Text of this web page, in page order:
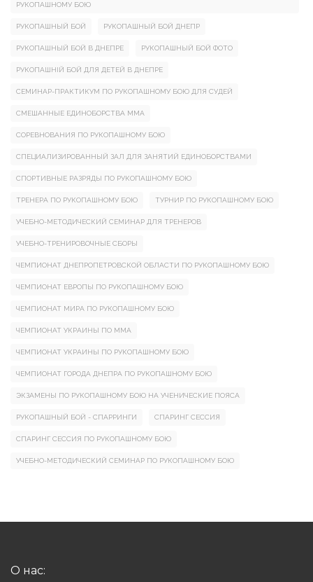
РУКОПАШНОМУ БОЮ
РУКОПАШНЫЙ БОЙ РУКОПАШНЫЙ БОЙ ДНЕПР
РУКОПАШНЫЙ БОЙ В ДНЕПРЕ РУКОПАШНЫЙ БОЙ ФОТО
РУКОПАШНІЙ БОЙ ДЛЯ ДЕТЕЙ В ДНЕПРЕ
СЕМИНАР-ПРАКТИКУМ ПО РУКОПАШНОМУ БОЮ ДЛЯ СУДЕЙ
СМЕШАННЫЕ ЕДИНОБОРСТВА ММА
СОРЕВНОВАНИЯ ПО РУКОПАШНОМУ БОЮ
СПЕЦИАЛИЗИРОВАННЫЙ ЗАЛ ДЛЯ ЗАНЯТИЙ ЕДИНОБОРСТВАМИ
СПОРТИВНЫЕ РАЗРЯДЫ ПО РУКОПАШНОМУ БОЮ
ТРЕНЕРА ПО РУКОПАШНОМУ БОЮ ТУРНИР ПО РУКОПАШНОМУ БОЮ
УЧЕБНО-МЕТОДИЧЕСКИЙ СЕМИНАР ДЛЯ ТРЕНЕРОВ
УЧЕБНО-ТРЕНИРОВОЧНЫЕ СБОРЫ
ЧЕМПИОНАТ ДНЕПРОПЕТРОВСКОЙ ОБЛАСТИ ПО РУКОПАШНОМУ БОЮ
ЧЕМПИОНАТ ЕВРОПЫ ПО РУКОПАШНОМУ БОЮ
ЧЕМПИОНАТ МИРА ПО РУКОПАШНОМУ БОЮ
ЧЕМПИОНАТ УКРАИНЫ ПО ММА
ЧЕМПИОНАТ УКРАИНЫ ПО РУКОПАШНОМУ БОЮ
ЧЕМПИОНАТ ГОРОДА ДНЕПРА ПО РУКОПАШНОМУ БОЮ
ЭКЗАМЕНЫ ПО РУКОПАШНОМУ БОЮ НА УЧЕНИЧЕСКИЕ ПОЯСА
РУКОПАШНЫЙ БОЙ - СПАРРИНГИ СПАРИНГ СЕССИЯ
СПАРИНГ СЕССИЯ ПО РУКОПАШНОМУ БОЮ
УЧЕБНО-МЕТОДИЧЕСКИЙ СЕМИНАР ПО РУКОПАШНОМУ БОЮ
О нас: